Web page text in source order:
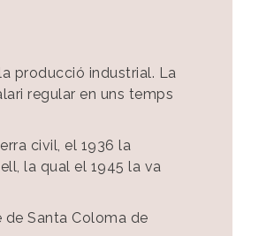
producció industrial. La
regular en uns temps
civil, el 1936 la
la qual el 1945 la va
Santa Coloma de